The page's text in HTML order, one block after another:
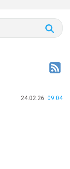
24.02.26 09:04